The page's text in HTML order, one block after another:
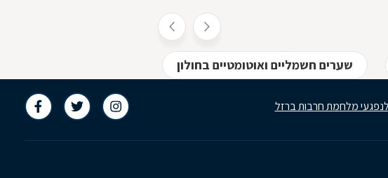
שערים חשמליים ואוטומטיים בחולון
לנפגעי מלחמת חרבות ברזל